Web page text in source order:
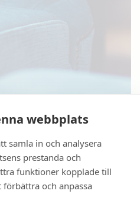
webbplats
samla in och analysera
prestanda och
funktioner kopplade till
och anpassa